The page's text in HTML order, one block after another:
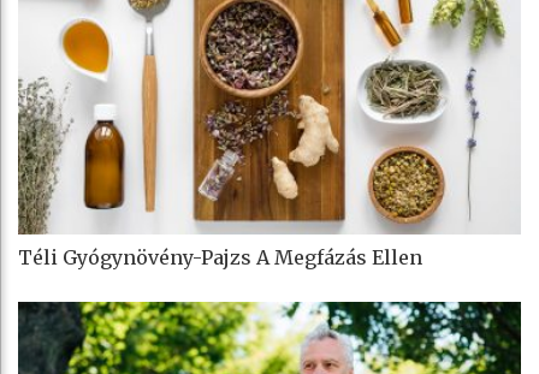
Téli Gyógynövény-Pajzs A Megfázás Ellen